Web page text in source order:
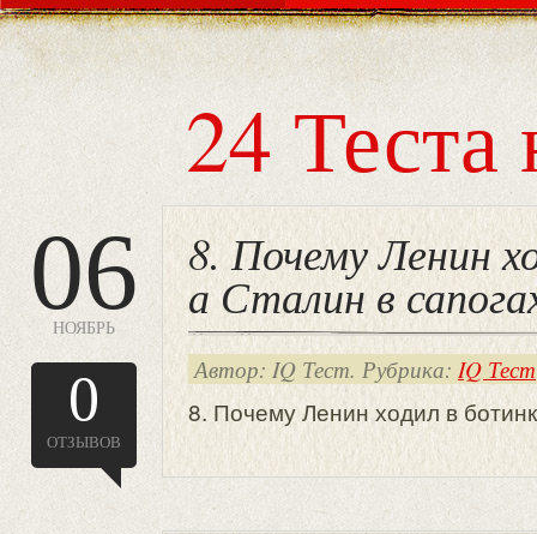
24 Теста
06
НОЯБРЬ
0
ОТЗЫВОВ
8. Почему Ленин
а Сталин в
Автор: IQ Тест. Рубрика: IQ Тест
8. Почему Ленин ходил в